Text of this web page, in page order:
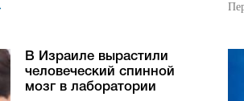
В Израиле вырастили
человеческий спинной
мозг в лаборатории